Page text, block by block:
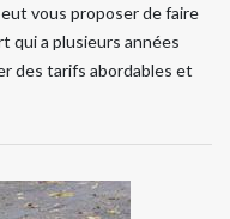
vous proposer de faire
qui a plusieurs années
des tarifs abordables et